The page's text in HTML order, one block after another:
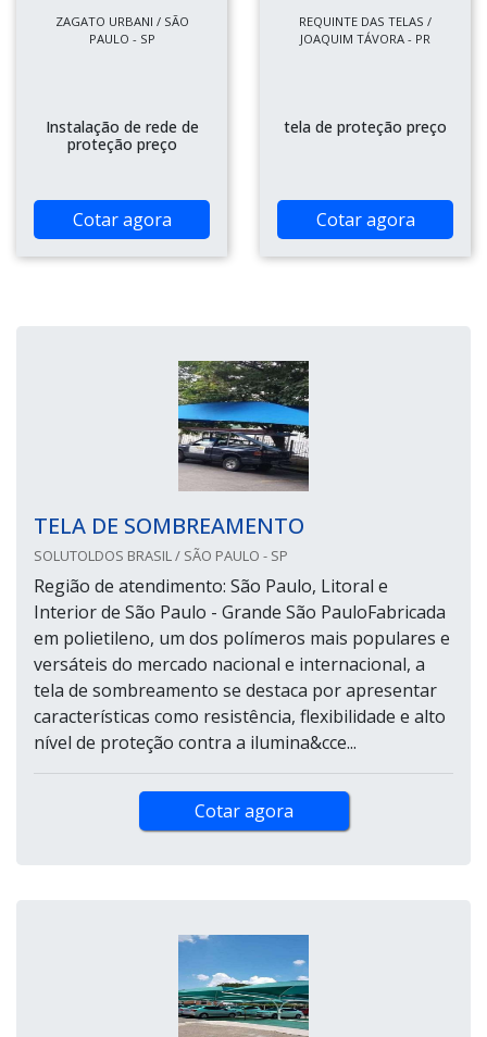
ZAGATO URBANI / SÃO
PAULO - SP
Instalação de rede de
proteção preço
Cotar agora
REQUINTE DAS TELAS /
JOAQUIM TÁVORA - PR
tela de proteção preço
Cotar agora
TELA DE SOMBREAMENTO
SOLUTOLDOS BRASIL / SÃO PAULO - SP
Região de atendimento: São Paulo, Litoral e
Interior de São Paulo - Grande São PauloFabricada
em polietileno, um dos polímeros mais populares e
versáteis do mercado nacional e internacional, a
tela de sombreamento se destaca por apresentar
características como resistência, flexibilidade e alto
nível de proteção contra a ilumina&cce...
Cotar agora